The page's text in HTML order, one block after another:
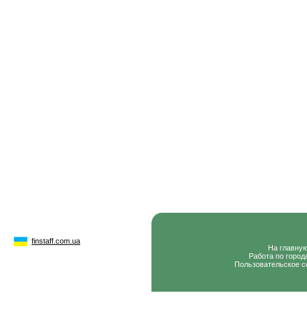
finstaff.com.ua
На
Работа по
Пользовательское